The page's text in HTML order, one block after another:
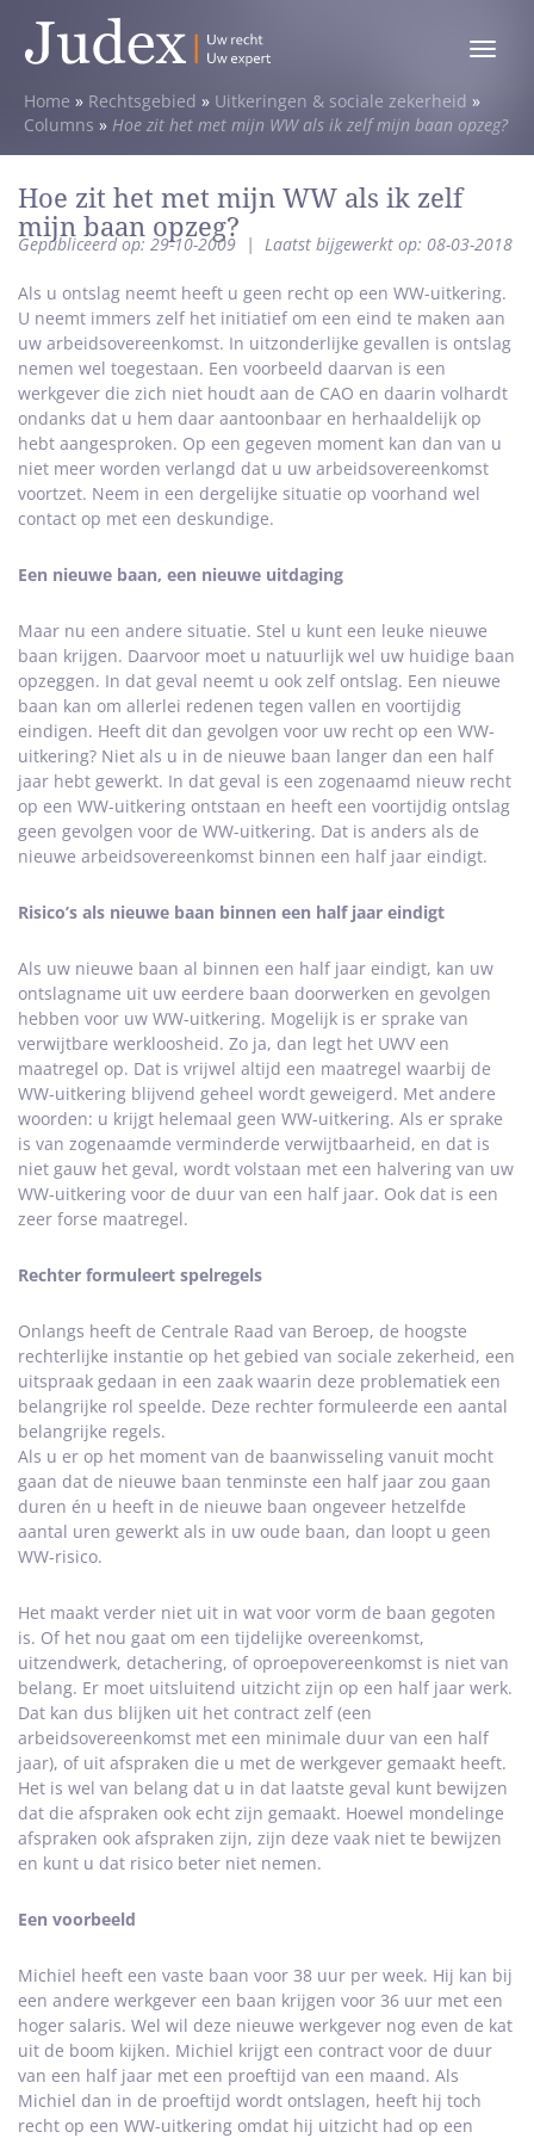
Toggle
Home » Rechtsgebied » Uitkeringen & sociale zekerheid »
Columns » Hoe zit het met mijn WW als ik zelf mijn baan opzeg?
Hoe zit het met mijn WW als ik zelf
mijn baan opzeg?
Gepubliceerd op: 29-10-2009 | Laatst bijgewerkt op: 08-03-2018
Als u ontslag neemt heeft u geen recht op een WW-uitkering.
U neemt immers zelf het initiatief om een eind te maken aan
uw arbeidsovereenkomst. In uitzonderlijke gevallen is ontslag
nemen wel toegestaan. Een voorbeeld daarvan is een
werkgever die zich niet houdt aan de CAO en daarin volhardt
ondanks dat u hem daar aantoonbaar en herhaaldelijk op
hebt aangesproken. Op een gegeven moment kan dan van u
niet meer worden verlangd dat u uw arbeidsovereenkomst
voortzet. Neem in een dergelijke situatie op voorhand wel
contact op met een deskundige.
Een nieuwe baan, een nieuwe uitdaging
Maar nu een andere situatie. Stel u kunt een leuke nieuwe
baan krijgen. Daarvoor moet u natuurlijk wel uw huidige baan
opzeggen. In dat geval neemt u ook zelf ontslag. Een nieuwe
baan kan om allerlei redenen tegen vallen en voortijdig
eindigen. Heeft dit dan gevolgen voor uw recht op een WW-
uitkering? Niet als u in de nieuwe baan langer dan een half
jaar hebt gewerkt. In dat geval is een zogenaamd nieuw recht
op een WW-uitkering ontstaan en heeft een voortijdig ontslag
geen gevolgen voor de WW-uitkering. Dat is anders als de
nieuwe arbeidsovereenkomst binnen een half jaar eindigt.
Risico’s als nieuwe baan binnen een half jaar eindigt
Als uw nieuwe baan al binnen een half jaar eindigt, kan uw
ontslagname uit uw eerdere baan doorwerken en gevolgen
hebben voor uw WW-uitkering. Mogelijk is er sprake van
verwijtbare werkloosheid. Zo ja, dan legt het UWV een
maatregel op. Dat is vrijwel altijd een maatregel waarbij de
WW-uitkering blijvend geheel wordt geweigerd. Met andere
woorden: u krijgt helemaal geen WW-uitkering. Als er sprake
is van zogenaamde verminderde verwijtbaarheid, en dat is
niet gauw het geval, wordt volstaan met een halvering van uw
WW-uitkering voor de duur van een half jaar. Ook dat is een
zeer forse maatregel.
Rechter formuleert spelregels
Onlangs heeft de Centrale Raad van Beroep, de hoogste
rechterlijke instantie op het gebied van sociale zekerheid, een
uitspraak gedaan in een zaak waarin deze problematiek een
belangrijke rol speelde. Deze rechter formuleerde een aantal
belangrijke regels.
Als u er op het moment van de baanwisseling vanuit mocht
gaan dat de nieuwe baan tenminste een half jaar zou gaan
duren én u heeft in de nieuwe baan ongeveer hetzelfde
aantal uren gewerkt als in uw oude baan, dan loopt u geen
WW-risico.
Het maakt verder niet uit in wat voor vorm de baan gegoten
is. Of het nou gaat om een tijdelijke overeenkomst,
uitzendwerk, detachering, of oproepovereenkomst is niet van
belang. Er moet uitsluitend uitzicht zijn op een half jaar werk.
Dat kan dus blijken uit het contract zelf (een
arbeidsovereenkomst met een minimale duur van een half
jaar), of uit afspraken die u met de werkgever gemaakt heeft.
Het is wel van belang dat u in dat laatste geval kunt bewijzen
dat die afspraken ook echt zijn gemaakt. Hoewel mondelinge
afspraken ook afspraken zijn, zijn deze vaak niet te bewijzen
en kunt u dat risico beter niet nemen.
Een voorbeeld
Michiel heeft een vaste baan voor 38 uur per week. Hij kan bij
een andere werkgever een baan krijgen voor 36 uur met een
hoger salaris. Wel wil deze nieuwe werkgever nog even de kat
uit de boom kijken. Michiel krijgt een contract voor de duur
van een half jaar met een proeftijd van een maand. Als
Michiel dan in de proeftijd wordt ontslagen, heeft hij toch
recht op een WW-uitkering omdat hij uitzicht had op een